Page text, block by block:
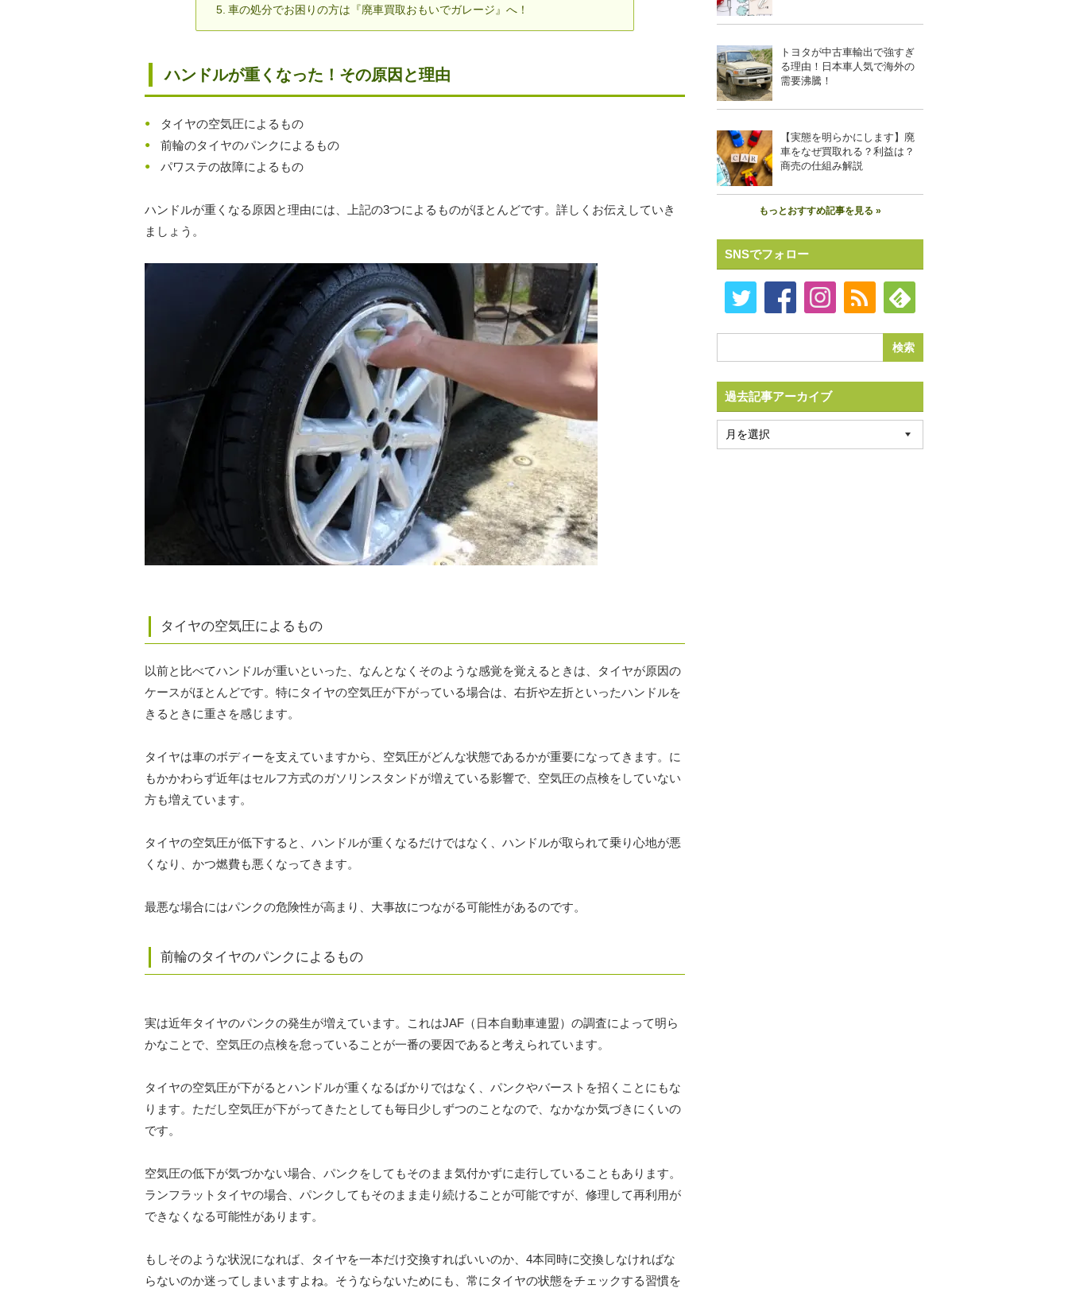
車の処分でお困りの方は『廃車買取おもいでガレージ』へ！
ハンドルが重くなった！その原因と理由
タイヤの空気圧によるもの
前輪のタイヤのパンクによるもの
パワステの故障によるもの
ハンドルが重くなる原因と理由には、上記の3つによるものがほとんどです。詳しくお伝えしていき
ましょう。
タイヤの空気圧によるもの
以前と比べてハンドルが重いといった、なんとなくそのような感覚を覚えるときは、タイヤが原因の
ケースがほとんどです。特にタイヤの空気圧が下がっている場合は、右折や左折といったハンドルを
きるときに重さを感じます。
タイヤは車のボディーを支えていますから、空気圧がどんな状態であるかが重要になってきます。に
もかかわらず近年はセルフ方式のガソリンスタンドが増えている影響で、空気圧の点検をしていない
方も増えています。
タイヤの空気圧が低下すると、ハンドルが重くなるだけではなく、ハンドルが取られて乗り心地が悪
くなり、かつ燃費も悪くなってきます。
最悪な場合にはパンクの危険性が高まり、大事故につながる可能性があるのです。
前輪のタイヤのパンクによるもの
実は近年タイヤのパンクの発生が増えています。これはJAF（日本自動車連盟）の調査によって明ら
かなことで、空気圧の点検を怠っていることが一番の要因であると考えられています。
タイヤの空気圧が下がるとハンドルが重くなるばかりではなく、パンクやバーストを招くことにもな
ります。ただし空気圧が下がってきたとしても毎日少しずつのことなので、なかなか気づきにくいの
です。
空気圧の低下が気づかない場合、パンクをしてもそのまま気付かずに走行していることもあります。
ランフラットタイヤの場合、パンクしてもそのまま走り続けることが可能ですが、修理して再利用が
できなくなる可能性があります。
もしそのような状況になれば、タイヤを一本だけ交換すればいいのか、4本同時に交換しなければな
らないのか迷ってしまいますよね。そうならないためにも、常にタイヤの状態をチェックする習慣を
トヨタが中古車輸出で強すぎ
る理由！日本車人気で海外の
需要沸騰！
【実態を明らかにします】廃
車をなぜ買取れる？利益は？
商売の仕組み解説
もっとおすすめ記事を見る »
SNSでフォロー
過去記事アーカイブ